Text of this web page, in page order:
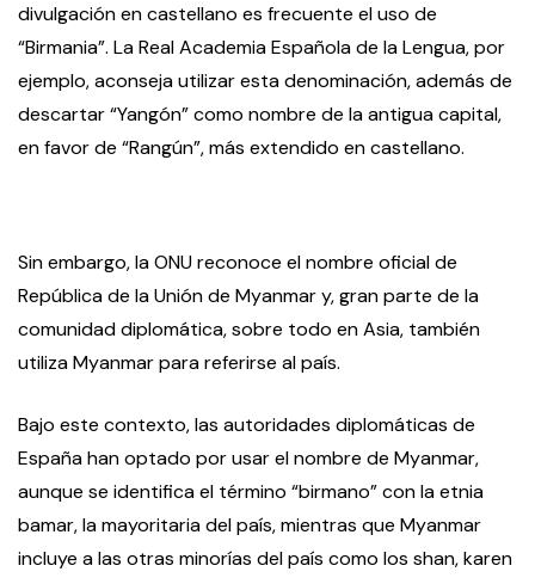
divulgación en castellano es frecuente el uso de
“Birmania”. La Real Academia Española de la Lengua, por
ejemplo, aconseja utilizar esta denominación, además de
descartar “Yangón” como nombre de la antigua capital,
en favor de “Rangún”, más extendido en castellano.
Sin embargo, la ONU reconoce el nombre oficial de
República de la Unión de Myanmar y, gran parte de la
comunidad diplomática, sobre todo en Asia, también
utiliza Myanmar para referirse al país.
Bajo este contexto, las autoridades diplomáticas de
España han optado por usar el nombre de Myanmar,
aunque se identifica el término “birmano” con la etnia
bamar, la mayoritaria del país, mientras que Myanmar
incluye a las otras minorías del país como los shan, karen